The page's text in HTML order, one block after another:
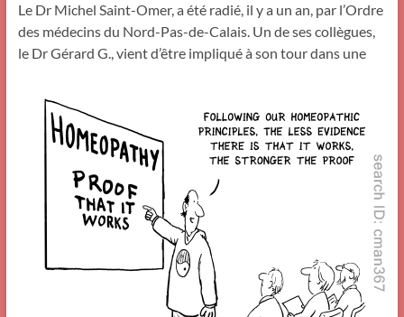
Le Dr Michel Saint-Omer, a été radié, il y a un an, par l’Ordre
des médecins du Nord-Pas-de-Calais. Un de ses collègues,
le Dr Gérard G., vient d’être impliqué à son tour dans une